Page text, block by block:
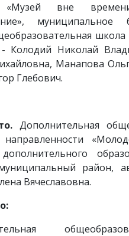
вне времени
муниципальное
- Колодий Николай
Манапова
Глебович.
Дополнительная
направленности
район,
Вячеславовна.